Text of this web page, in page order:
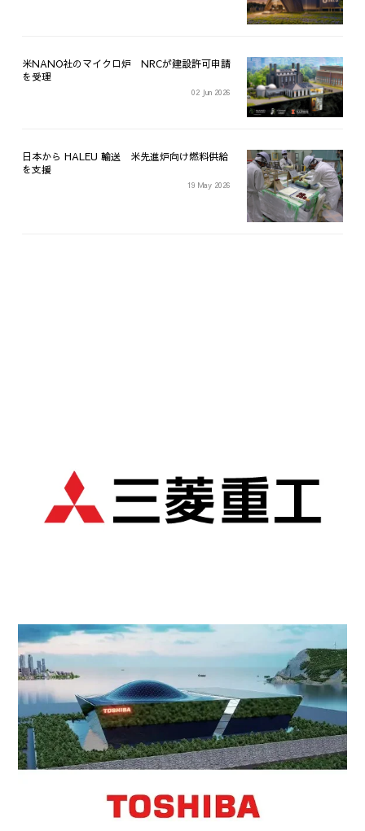
米NANO社のマイクロ炉 NRCが建設許可申請
を受理
02 Jun 2026
日本から HALEU 輸送 米先進炉向け燃料供給
を支援
19 May 2026